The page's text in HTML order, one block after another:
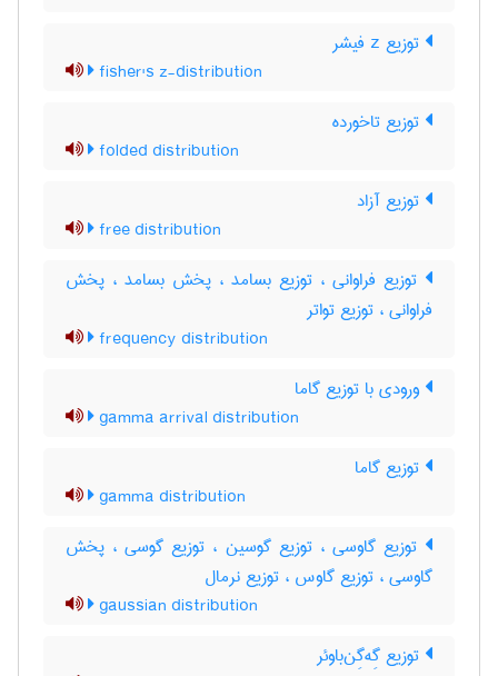
توزیع z فیشر
fisher's z-distribution
توزیع تاخورده
folded distribution
توزیع آزاد
free distribution
توزیع فراوانی ، توزیع بسامد ، پخش بسامد ، پخش
فراوانی ، توزیع تواتر
frequency distribution
ورودی با توزیع گاما
gamma arrival distribution
توزیع گاما
gamma distribution
توزیع گاوسی ، توزیع گوسین ، توزیع گوسی ، پخش
گاوسی ، توزیع گاوس ، توزیع نرمال
gaussian distribution
توزیع گِه‌گِن‌باوئر